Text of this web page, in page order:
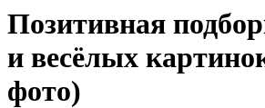
Позитивная
и весёлых
фото)